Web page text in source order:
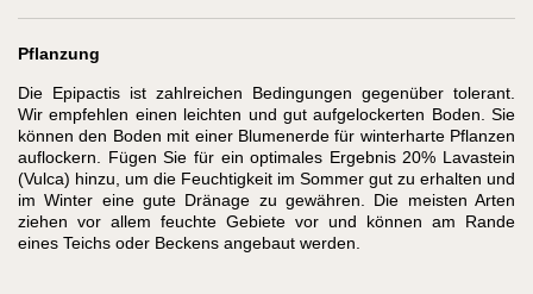
Pflanzung
Die Epipactis ist zahlreichen Bedingungen gegenüber tolerant.
Wir empfehlen einen leichten und gut aufgelockerten Boden. Sie
können den Boden mit einer Blumenerde für winterharte Pflanzen
auflockern. Fügen Sie für ein optimales Ergebnis 20% Lavastein
(Vulca) hinzu, um die Feuchtigkeit im Sommer gut zu erhalten und
im Winter eine gute Dränage zu gewähren. Die meisten Arten
ziehen vor allem feuchte Gebiete vor und können am Rande
eines Teichs oder Beckens angebaut werden.